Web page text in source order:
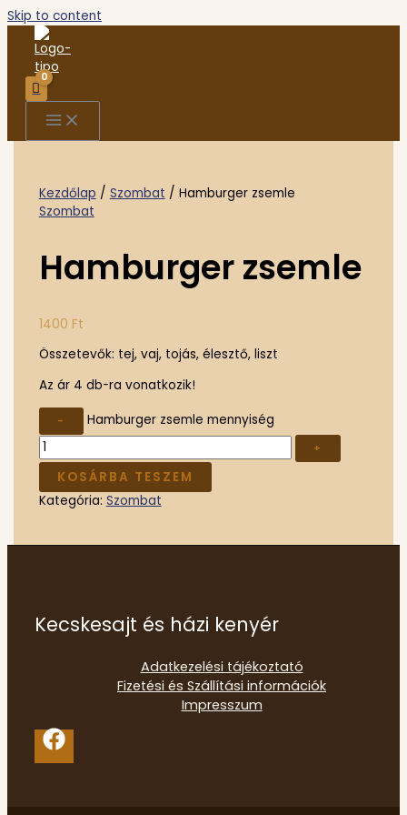
Skip to content
Kezdőlap / Szombat / Hamburger zsemle
Szombat
Hamburger zsemle
1400 Ft
Összetevők: tej, vaj, tojás, élesztő, liszt
Az ár 4 db-ra vonatkozik!
- Hamburger zsemle mennyiség
+
KOSÁRBA TESZEM
Kategória: Szombat
Kecskesajt és házi kenyér
Adatkezelési tájékoztató
Fizetési és Szállítási információk
Impresszum